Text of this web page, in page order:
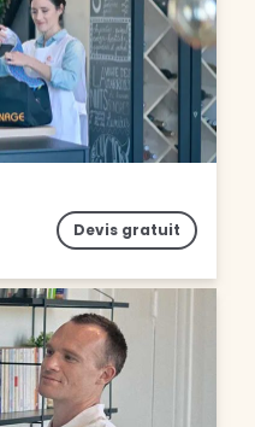
Devis gratuit